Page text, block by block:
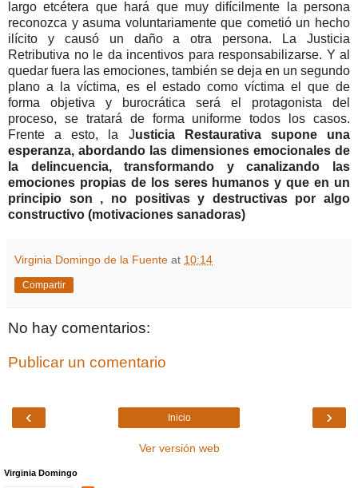
largo etcétera que hará que muy difícilmente la persona
reconozca y asuma voluntariamente que cometió un hecho
ilícito y causó un daño a otra persona. La Justicia
Retributiva no le da incentivos para responsabilizarse. Y al
quedar fuera las emociones, también se deja en un segundo
plano a la víctima, es el estado como víctima el que de
forma objetiva y burocrática será el protagonista del
proceso, se tratará de forma uniforme todos los casos.
Frente a esto, la Justicia Restaurativa supone una
esperanza, abordando las dimensiones emocionales de
la delincuencia, transformando y canalizando las
emociones propias de los seres humanos y que en un
principio son , no positivas y destructivas por algo
constructivo (motivaciones sanadoras)
Virginia Domingo de la Fuente at 10:14
Compartir
No hay comentarios:
Publicar un comentario
‹ ›
Inicio
Ver versión web
Virginia Domingo